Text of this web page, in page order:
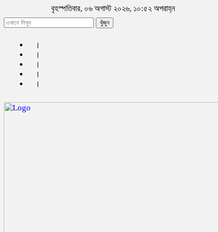
বৃহস্পতিবার, ০৬ অগাস্ট ২০২৬, ১০:৫২ অপরাহ্ন
খুঁজুন